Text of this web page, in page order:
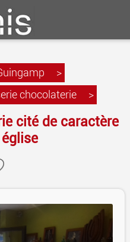
>
chocolaterie
>
cité de caractère